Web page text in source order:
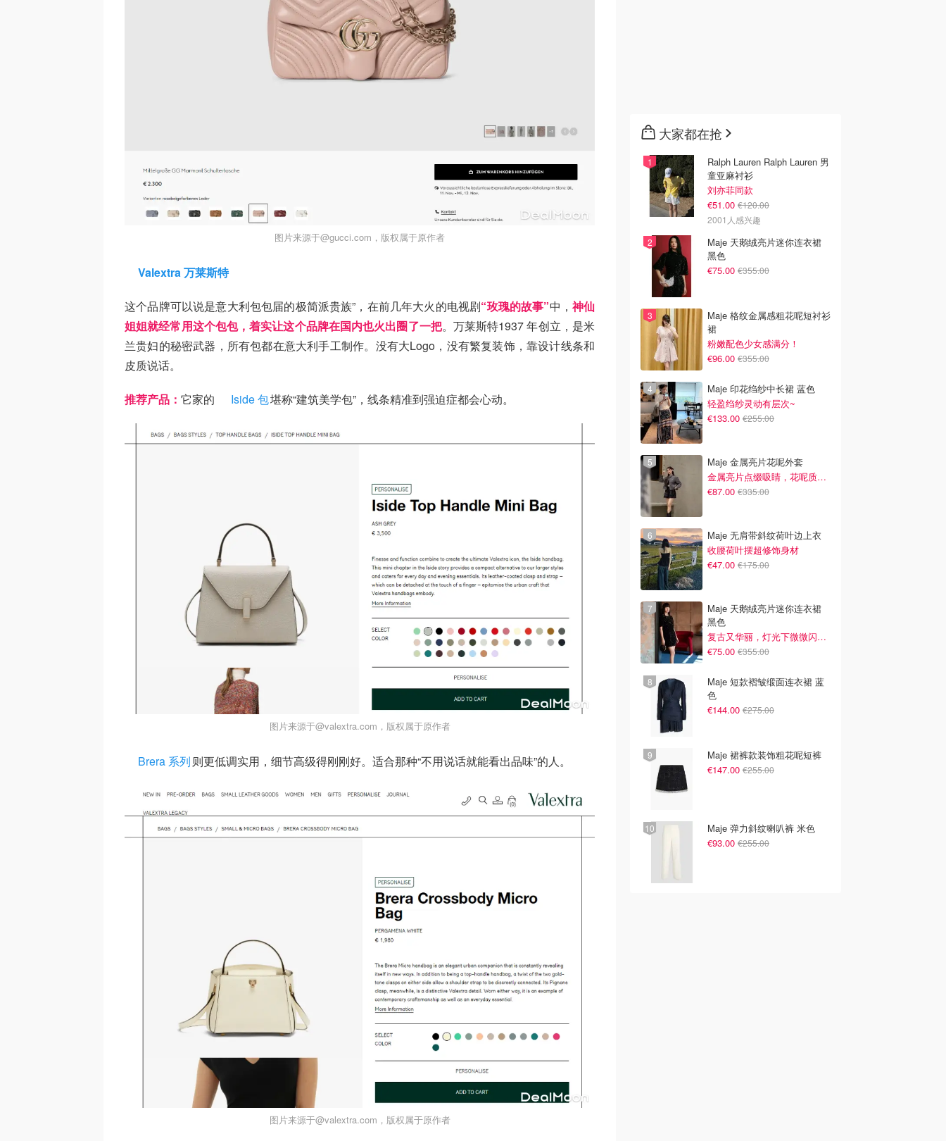
图片来源于@gucci.com，版权属于原作者
Valextra 万莱斯特
这个品牌可以说是意大利包包届的极简派贵族”，在前几年大火的电视剧“玫瑰的故事”中， 神仙
姐姐就经常用这个包包，着实让这个品牌在国内也火出圈了一把。万莱斯特1937 年创立，是米
兰贵妇的秘密武器，所有包都在意大利手工制作。没有大Logo，没有繁复装饰，靠设计线条和
皮质说话。
推荐产品： 它家的 Iside 包堪称“建筑美学包”，线条精准到强迫症都会心动。
图片来源于@valextra.com，版权属于原作者
Brera 系列 则更低调实用，细节高级得刚刚好。适合那种“不用说话就能看出品味”的人。
图片来源于@valextra.com，版权属于原作者
大家都在抢
Ralph Lauren Ralph Lauren 男
童亚麻衬衫
刘亦菲同款
€51.00 €120.00
2001人感兴趣
Maje 天鹅绒亮片迷你连衣裙
黑色
€75.00 €355.00
Maje 格纹金属感粗花呢短衬衫
裙
粉嫩配色少女感满分！
€96.00 €355.00
Maje 印花绉纱中长裙 蓝色
轻盈绉纱灵动有层次~
€133.00 €255.00
Maje 金属亮片花呢外套
金属亮片点缀吸睛，花呢质感高级又显贵
€87.00 €335.00
Maje 无肩带斜纹荷叶边上衣
收腰荷叶摆超修饰身材
€47.00 €175.00
Maje 天鹅绒亮片迷你连衣裙
黑色
复古又华丽，灯光下微微闪光~
€75.00 €355.00
Maje 短款褶皱缎面连衣裙 蓝
色
€144.00 €275.00
Maje 裙裤款装饰粗花呢短裤
€147.00 €255.00
Maje 弹力斜纹喇叭裤 米色
€93.00 €255.00